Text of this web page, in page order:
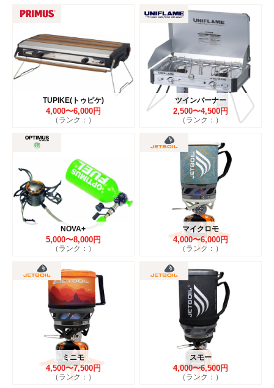
TUPIKE(トゥピケ)
4,000〜6,000円
（ランク：）
ツインバーナー
2,500〜4,500円
（ランク：）
NOVA+
5,000〜8,000円
（ランク：）
マイクロモ
4,000〜6,000円
（ランク：）
ミニモ
4,500〜7,500円
（ランク：）
スモー
4,000〜6,500円
（ランク：）